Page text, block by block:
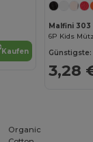
Kaufen
Malfini 303
6P Kids
Günstigste:
3,28
Organic